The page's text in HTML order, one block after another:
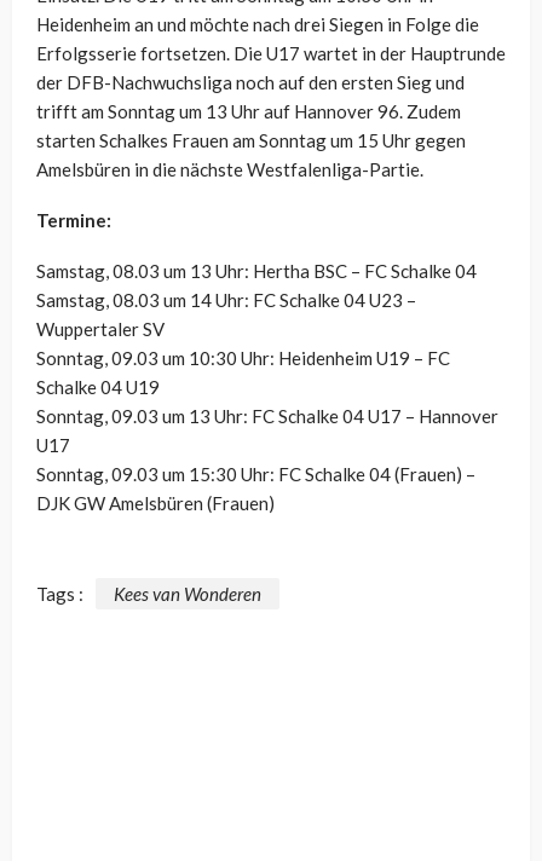
Heidenheim an und möchte nach drei Siegen in Folge die
Erfolgsserie fortsetzen. Die U17 wartet in der Hauptrunde
der DFB-Nachwuchsliga noch auf den ersten Sieg und
trifft am Sonntag um 13 Uhr auf Hannover 96. Zudem
starten Schalkes Frauen am Sonntag um 15 Uhr gegen
Amelsbüren in die nächste Westfalenliga-Partie.
Termine:
Samstag, 08.03 um 13 Uhr: Hertha BSC – FC Schalke 04
Samstag, 08.03 um 14 Uhr: FC Schalke 04 U23 –
Wuppertaler SV
Sonntag, 09.03 um 10:30 Uhr: Heidenheim U19 – FC
Schalke 04 U19
Sonntag, 09.03 um 13 Uhr: FC Schalke 04 U17 – Hannover
U17
Sonntag, 09.03 um 15:30 Uhr: FC Schalke 04 (Frauen) –
DJK GW Amelsbüren (Frauen)
Tags : Kees van Wonderen